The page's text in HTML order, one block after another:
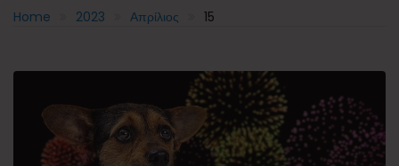
Home 2023 Απρίλιος 15